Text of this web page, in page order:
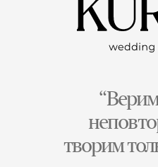
творим